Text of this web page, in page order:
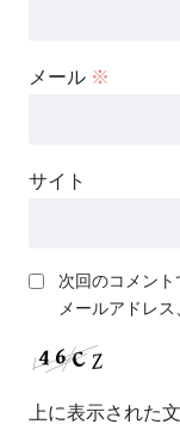
メール ※
サイト
次回のコメント
メールアドレス
上に表示された